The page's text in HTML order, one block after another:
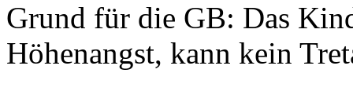
Grund für die GB: Das
Höhenangst, kann kein